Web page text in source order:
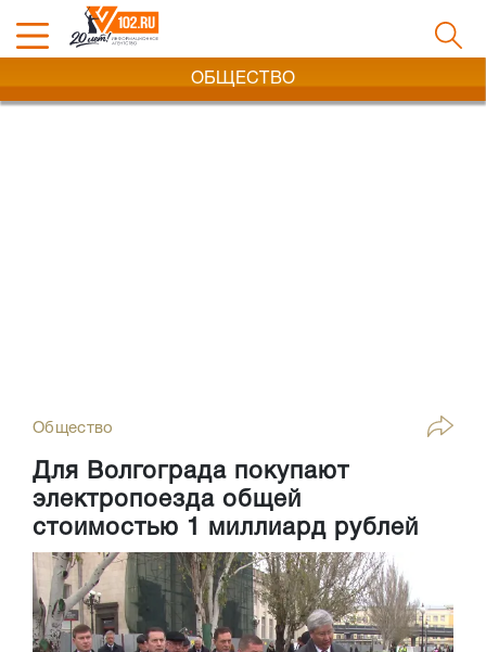
ОБЩЕСТВО
Общество
Для Волгограда покупают
электропоезда общей
стоимостью 1 миллиард рублей